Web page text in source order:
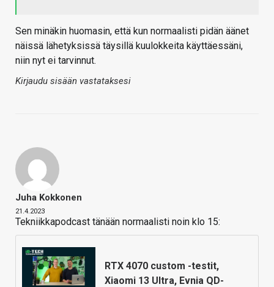
Sen minäkin huomasin, että kun normaalisti pidän äänet
näissä lähetyksissä täysillä kuulokkeita käyttäessäni,
niin nyt ei tarvinnut.
Kirjaudu sisään vastataksesi
Juha Kokkonen
21.4.2023
Tekniikkapodcast tänään normaalisti noin klo 15:
RTX 4070 custom -testit,
Xiaomi 13 Ultra, Evnia QD-